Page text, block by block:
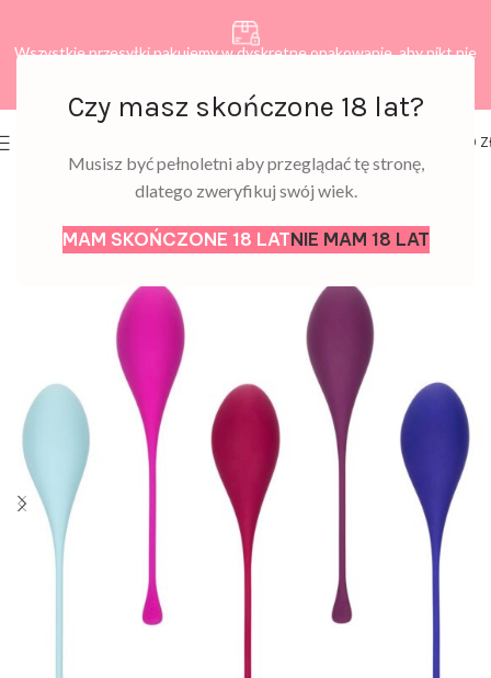
Czy masz skończone 18 lat?
Musisz być pełnoletni aby przeglądać tę stronę,
dlatego zweryfikuj swój wiek.
MAM SKOŃCZONE 18 LATNIE MAM 18 LAT
Wszystkie przesyłki pakujemy w dyskretne opakowanie, aby nikt nie
0,00